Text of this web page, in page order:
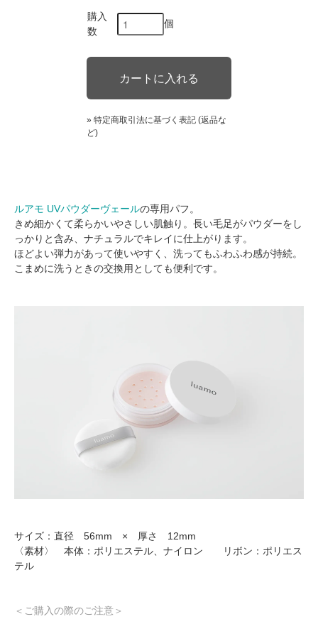
購入
数
個
» 特定商取引法に基づく表記 (返品な
ど)
ルアモ UVパウダーヴェールの専用パフ。
きめ細かくて柔らかいやさしい肌触り。長い毛足がパウダーをし
っかりと含み、ナチュラルでキレイに仕上がります。
ほどよい弾力があって使いやすく、洗ってもふわふわ感が持続。
こまめに洗うときの交換用としても便利です。
サイズ：直径 56mm × 厚さ 12mm
〈素材〉 本体：ポリエステル、ナイロン リボン：ポリエス
テル
＜ご購入の際のご注意＞